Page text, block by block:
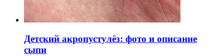
Детский акропустулёз: фото и описание
сыпи